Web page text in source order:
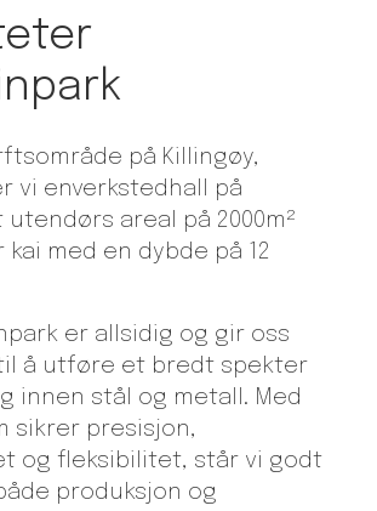
på Killingøy,
vi enverkstedhall på
utendørs areal på 2000m²
med en dybde på 12
er allsidig og gir oss
å utføre et bredt spekter
innen stål og metall. Med
sikrer presisjon,
og fleksibilitet, står vi godt
produksjon og